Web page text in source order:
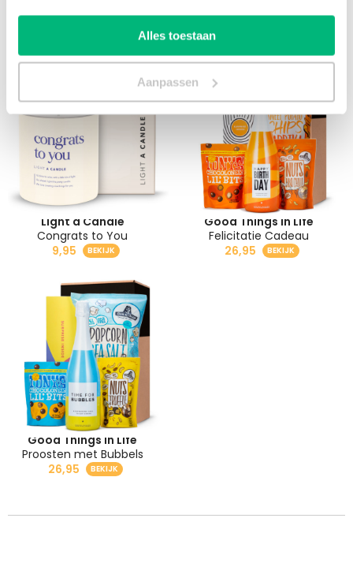
Alles toestaan
Aanpassen
Cheers Cava
Happy Birthday
Light a Candle
Congrats to You
9,95
Good Things in Life
Felicitatie Cadeau
26,95
Good Things in Life
Proosten met Bubbels
26,95